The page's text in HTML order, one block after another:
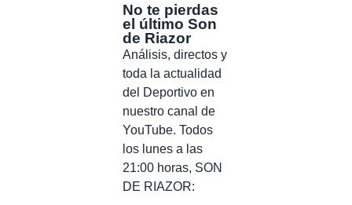
No te pierdas
el último Son
de Riazor
Análisis, directos y
toda la actualidad
del Deportivo en
nuestro canal de
YouTube. Todos
los lunes a las
21:00 horas, SON
DE RIAZOR: